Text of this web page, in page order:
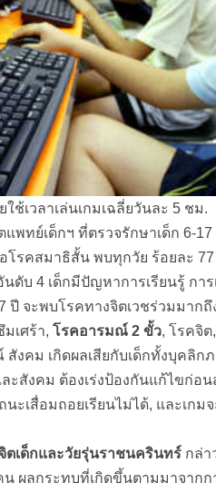
ช้เวลาเล่นเกมเฉลี่ยวันละ 5 ชม.
ย์เด็กฯ ที่ตรวจรักษาเด็ก 6-17
รคสมาธิสั้น พบทุกวัย ร้อยละ
ดับ 4 เด็กมีปัญหาการเรียนรู้ กา
ปี จะพบโรคทางจิตเวชร่วมมาก
มเศร้า, โรคอารมณ์ 2 ขั้ว, โรคจิต
คม เกิดผลเสียกับเด็กทั้งบุคลิก
ะสังคม ต้องเร่งป้องกันแก้ไขก่อ
เสื่อมถอยเรียนไม่ได้, และเก
เด็กและวัยรุ่นราชนครินทร์ กล่า
ผลกระทบที่เกิดขึ้นตามมาจากก